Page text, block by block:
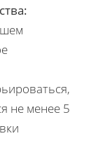
не менее 5